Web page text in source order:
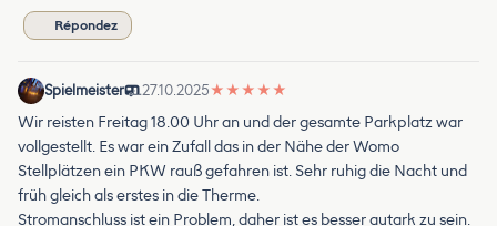
Répondez
Spielmeister 27.10.2025★ ★ ★ ★ ★
Wir reisten Freitag 18.00 Uhr an und der gesamte Parkplatz war
vollgestellt. Es war ein Zufall das in der Nähe der Womo
Stellplätzen ein PKW rauß gefahren ist. Sehr ruhig die Nacht und
früh gleich als erstes in die Therme.
Stromanschluss ist ein Problem, daher ist es besser autark zu sein.